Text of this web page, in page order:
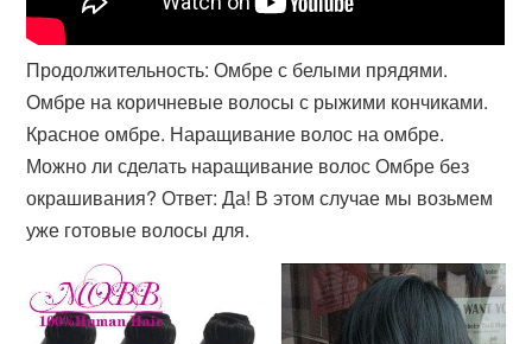
Продолжительность: Омбре с белыми прядями.
Омбре на коричневые волосы с рыжими кончиками.
Красное омбре. Наращивание волос на омбре.
Можно ли сделать наращивание волос Омбре без
окрашивания? Ответ: Да! В этом случае мы возьмем
уже готовые волосы для.